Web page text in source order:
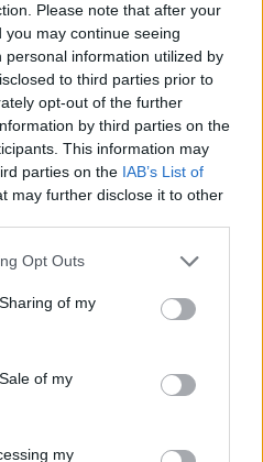
Please note that after your
may continue seeing
information utilized by
to third parties prior to
opt-out of the further
by third parties on the
This information may
parties on the IAB’s List of
may further disclose it to other
app uses one or more Google
behaviour. You may click to
and its third-party tags to
purposes in below Google
Opt Outs
of my
of my
my
στο συμβάν μιλάει για
μηχανή του